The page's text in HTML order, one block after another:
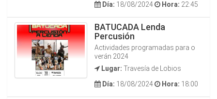
Día: 18/08/2024 Hora: 22:45
BATUCADA Lenda
Percusión
Actividades programadas para o
verán 2024
Lugar: Travesía de Lobios
Día: 18/08/2024 Hora: 18:00